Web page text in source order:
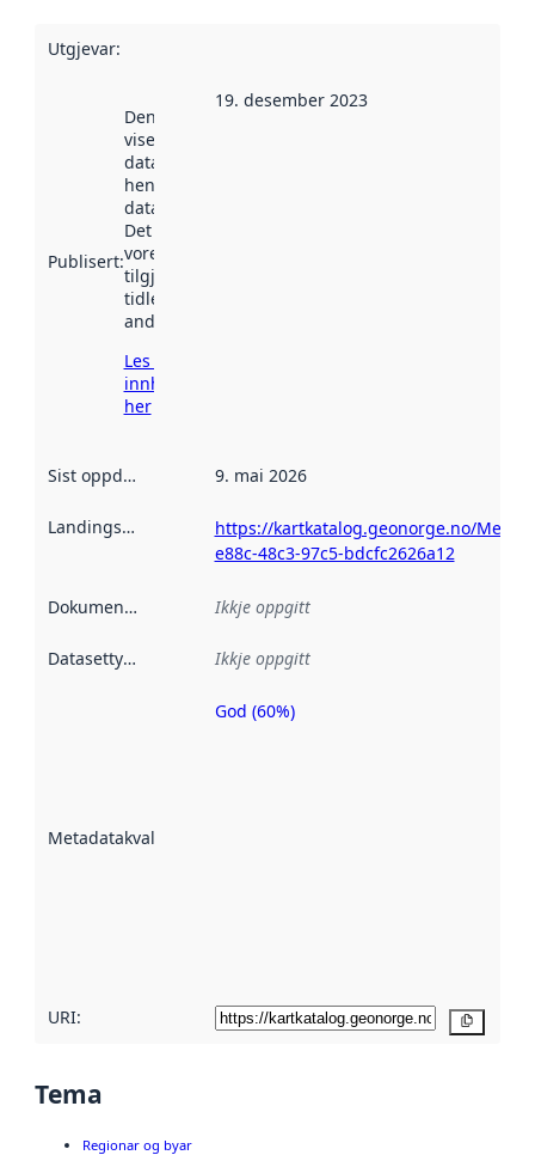
Utgjevar:
Publisert:
Denne datoen
viser når
datasettet vart
henta inn av
data.norge.no.
Det kan ha
vore
tilgjengeleg
tidlegare
andre stader.
Les meir om
innhenting
her
19. desember 2023
Sist oppdatert 9. mai 2026
Landingsside
https://kartkatalog.geonorge.no/
e88c-48c3-97c5-bdcfc2626a12
Dokumentasjon Ikkje oppgitt
Datasettype Ikkje oppgitt
Metadatakvalitet
Metadatakvalitet
God (60%)
URI:
Tema
Regionar og byar